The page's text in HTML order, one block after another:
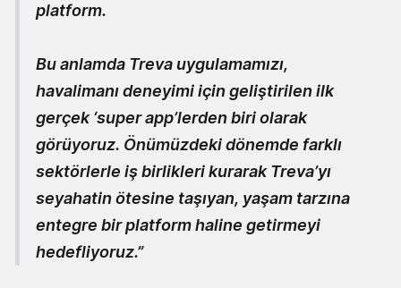
platform.
Bu anlamda Treva uygulamamızı,
havalimanı deneyimi için geliştirilen ilk
gerçek ‘super app’lerden biri olarak
görüyoruz. Önümüzdeki dönemde farklı
sektörlerle iş birlikleri kurarak Treva’yı
seyahatin ötesine taşıyan, yaşam tarzına
entegre bir platform haline getirmeyi
hedefliyoruz.”